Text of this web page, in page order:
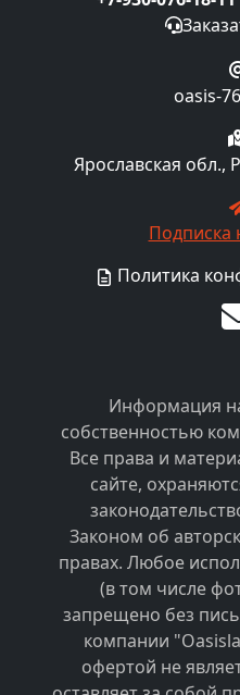
oasis-
Ярославская обл.,
Подписка
Политика
Информация
собственностью
Все права и
сайте,
Законом об
правах. Любое
(в том числе
запрещено без
компании
офертой не